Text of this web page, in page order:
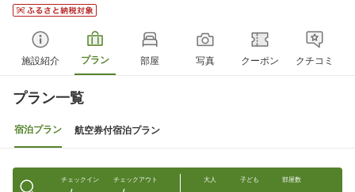
施設紹介 プラン 部屋 写真 クーポン クチコミ
プラン一覧
宿泊プラン 航空券付宿泊プラン
チェックイン チェックアウト 大人 子ども 部屋数